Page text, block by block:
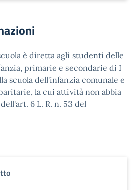
è diretta agli studenti delle
primarie e secondarie di I
scuola dell'infanzia comunale e
la cui attività non abbia
6 L. R. n. 53 del